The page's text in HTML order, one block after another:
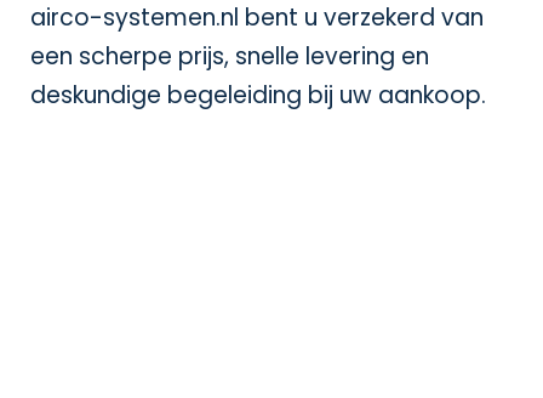
airco-systemen.nl bent u verzekerd van
een scherpe prijs, snelle levering en
deskundige begeleiding bij uw aankoop.